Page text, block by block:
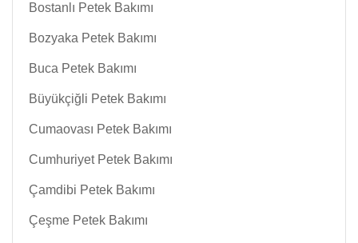
Bostanlı Petek Bakımı
Bozyaka Petek Bakımı
Buca Petek Bakımı
Büyükçiğli Petek Bakımı
Cumaovası Petek Bakımı
Cumhuriyet Petek Bakımı
Çamdibi Petek Bakımı
Çeşme Petek Bakımı